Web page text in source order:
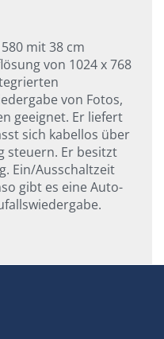
mit 38 cm
von 1024 x 768
von Fotos,
geeignet. Er liefert
sich kabellos über
steuern. Er besitzt
Ein/Ausschaltzeit
gibt es eine Auto-